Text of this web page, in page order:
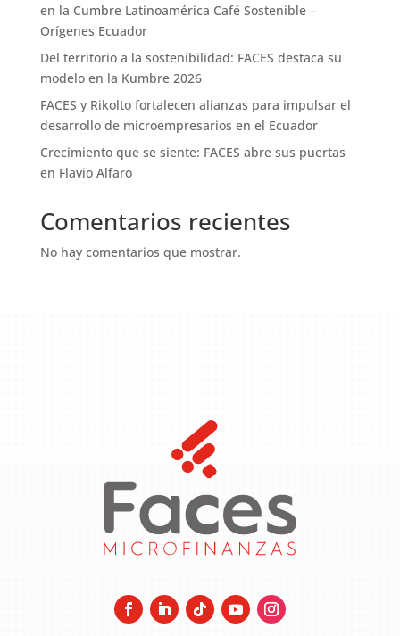
en la Cumbre Latinoamérica Café Sostenible –
Orígenes Ecuador
Del territorio a la sostenibilidad: FACES destaca su
modelo en la Kumbre 2026
FACES y Rikolto fortalecen alianzas para impulsar el
desarrollo de microempresarios en el Ecuador
Crecimiento que se siente: FACES abre sus puertas
en Flavio Alfaro
Comentarios recientes
No hay comentarios que mostrar.